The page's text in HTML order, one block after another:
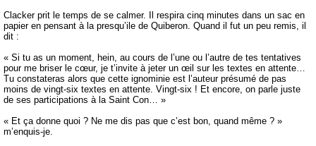
Clacker prit le temps de se calmer. Il respira cinq minutes dans un sac en
papier en pensant à la presqu’ile de Quiberon. Quand il fut un peu remis, il
dit :
« Si tu as un moment, hein, au cours de l’une ou l’autre de tes tentatives
pour me briser le cœur, je t’invite à jeter un œil sur les textes en attente…
Tu constateras alors que cette ignominie est l’auteur présumé de pas
moins de vingt-six textes en attente. Vingt-six ! Et encore, on parle juste
de ses participations à la Saint Con… »
« Et ça donne quoi ? Ne me dis pas que c’est bon, quand même ? »
m’enquis-je.